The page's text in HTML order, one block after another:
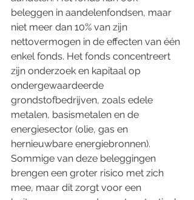
beleggen in aandelenfondsen, maar
niet meer dan 10% van zijn
nettovermogen in de effecten van één
enkel fonds. Het fonds concentreert
zijn onderzoek en kapitaal op
ondergewaardeerde
grondstofbedrijven, zoals edele
metalen, basismetalen en de
energiesector (olie, gas en
hernieuwbare energiebronnen).
Sommige van deze beleggingen
brengen een groter risico met zich
mee, maar dit zorgt voor een